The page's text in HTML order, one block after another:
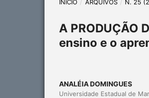
INÍCIO / ARQUIVOS / N. 25
A PRODUÇÃO
ensino e o
ANALÉIA DOMINGUES
Universidade Estadual de